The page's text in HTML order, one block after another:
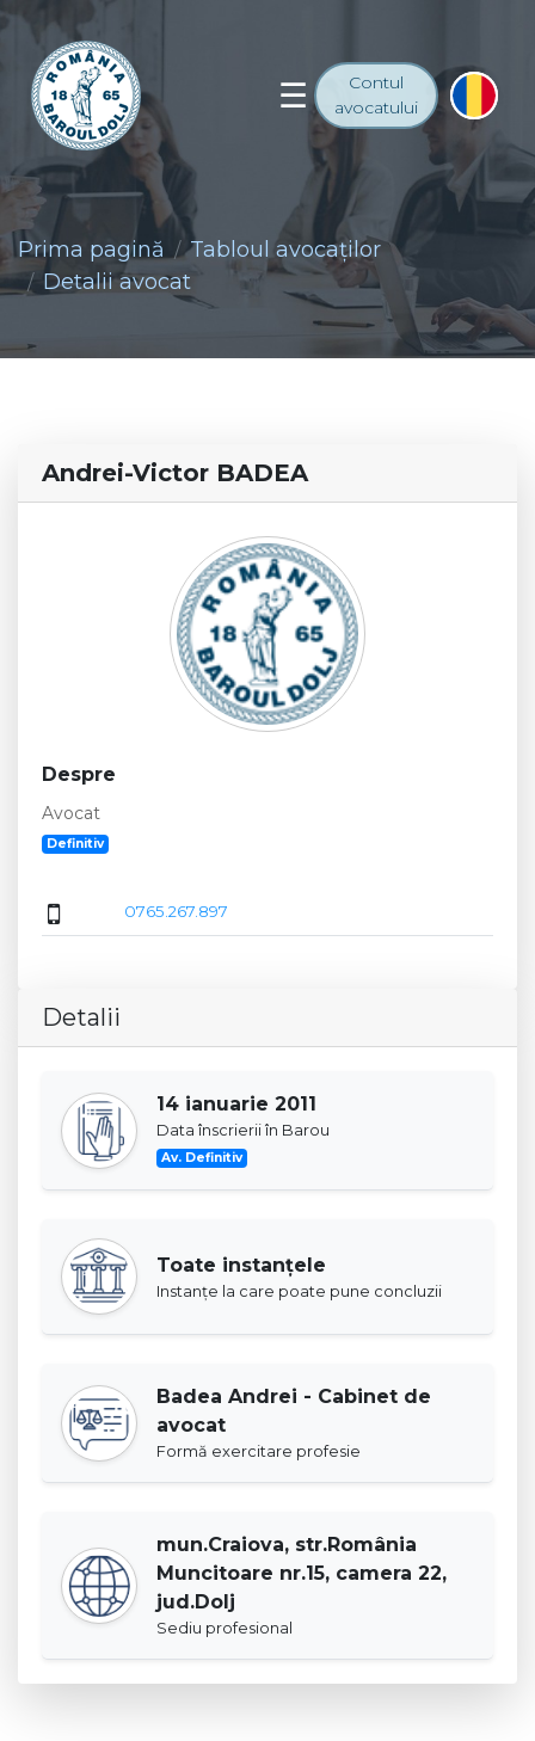
Contul
avocatului
Prima pagină
Tabloul avocaţilor
Detalii avocat
Andrei-Victor BADEA
Despre
Avocat
Definitiv
0765.267.897
Detalii
14 ianuarie 2011
Data înscrierii în Barou
Av. Definitiv
Toate instanţele
Instanţe la care poate pune concluzii
Badea Andrei - Cabinet de
avocat
Formă exercitare profesie
mun.Craiova, str.România
Muncitoare nr.15, camera 22,
jud.Dolj
Sediu profesional